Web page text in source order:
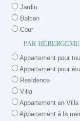
Jardin
Balcon
Cour
PAR
Appartement pour
Appartement pour
Residence
Villa
Appartement en Villa
Appartement à la mer